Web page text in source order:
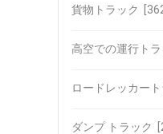
貨物トラック
高空での運行トラ
ロードレッカー
ダンプ トラック